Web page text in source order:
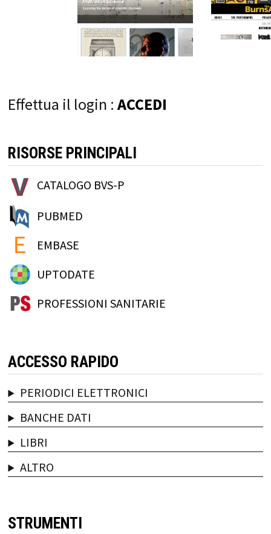
Effettua il login :ACCEDI
RISORSE PRINCIPALI
CATALOGO BVS-P
PUBMED
EMBASE
UPTODATE
PROFESSIONI SANITARIE
ACCESSO RAPIDO
PERIODICI ELETTRONICI
BANCHE DATI
LIBRI
ALTRO
STRUMENTI